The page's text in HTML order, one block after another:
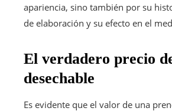
apariencia, sino también por su
de elaboración y su efecto en el
El verdadero precio
desechable
Es evidente que el valor de una